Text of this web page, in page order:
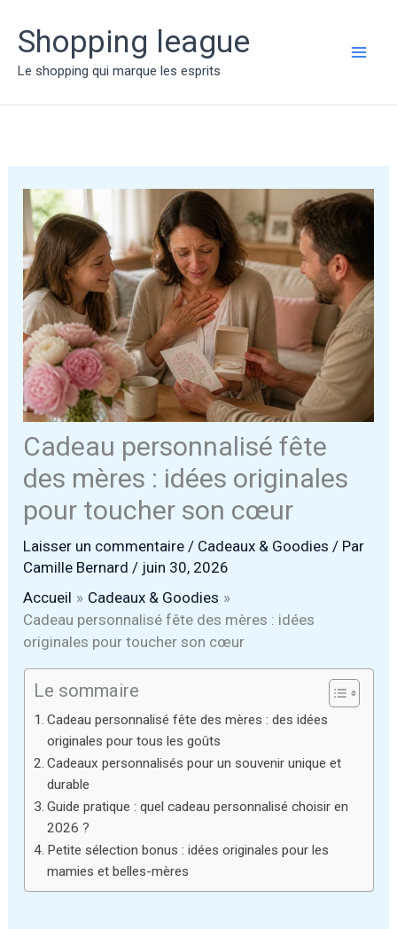
contenu
Shopping league
Le shopping qui marque les esprits
Cadeau personnalisé fête
des mères : idées originales
pour toucher son cœur
Laisser un commentaire / Cadeaux & Goodies / Par
Camille Bernard/ juin 30, 2026
Accueil
Cadeaux & Goodies
Cadeau personnalisé fête des mères : idées
originales pour toucher son cœur
Le sommaire
Cadeau personnalisé fête des mères : des idées
originales pour tous les goûts
Cadeaux personnalisés pour un souvenir unique et
durable
Guide pratique : quel cadeau personnalisé choisir en
2026 ?
Petite sélection bonus : idées originales pour les
mamies et belles-mères